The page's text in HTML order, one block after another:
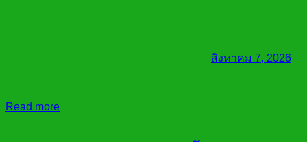
สิงหาคม 7, 2026
Read more